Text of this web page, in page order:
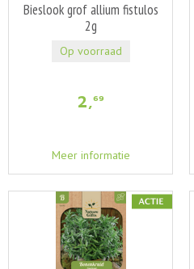
Bieslook grof allium fistulos
2g
2,69
Meer informatie
Op voorraad